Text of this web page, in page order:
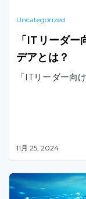
Uncategorized
「ITリーダ
デアとは？
「ITリーダー向
11月 25, 2024